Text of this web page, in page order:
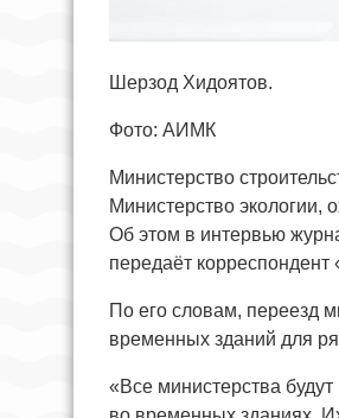
Шерзод Хидоятов.
Фото: АИМК
Министерство
Министерство
Об этом в интервью
передаёт корреспондент
По его словам, переезд
временных зданий для
«Все министерства